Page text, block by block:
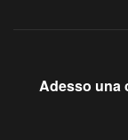
Adesso una